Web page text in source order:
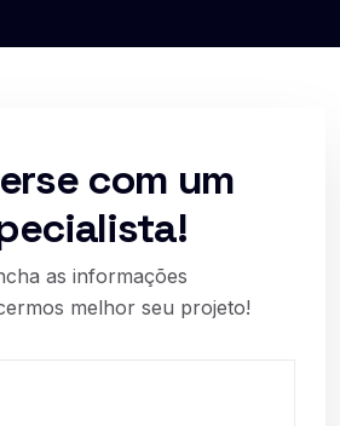
com um
as informações
melhor seu projeto!